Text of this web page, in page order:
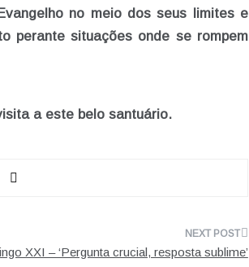
no meio dos seus limites e
perante situações onde se rompem
a este belo santuário.
XXI – ‘Pergunta crucial, resposta sublime’